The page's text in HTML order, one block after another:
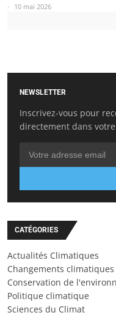
10 mai 2026
NEWSLETTER
Inscrivez-vous pour
directement dans
CATÉGORIES
Actualités Climatiques
Changements climatiques
Conservation de
Politique climatique
Sciences du Climat